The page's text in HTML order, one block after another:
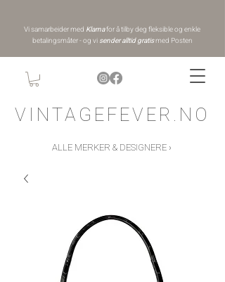
VINTAGEFEVER.NO
Vi samarbeider med Klarnafor å tilby deg fleksible og enkle
betalingsmåter - og vi sender alltid gratismed Posten
ALLE MERKER & DESIGNERE ›